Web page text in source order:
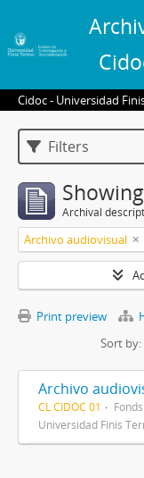
Cidoc - Universidad
Filters
Archival
Archivo audiovisual
Print preview
Sort by:
Archivo
CL CIDOC 01 Fonds
Universidad Finis